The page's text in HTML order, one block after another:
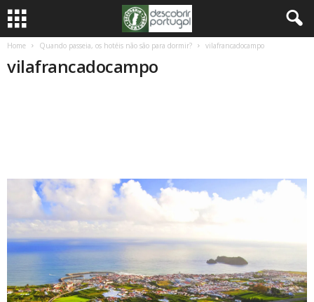
Home Quando passeia, os hotéis não são para dormir? vilafrancadocampo
vilafrancadocampo